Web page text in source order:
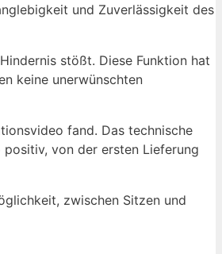
und Zuverlässigkeit des
stößt. Diese Funktion hat
keine unerwünschten
fand. Das technische
von der ersten Lieferung
zwischen Sitzen und